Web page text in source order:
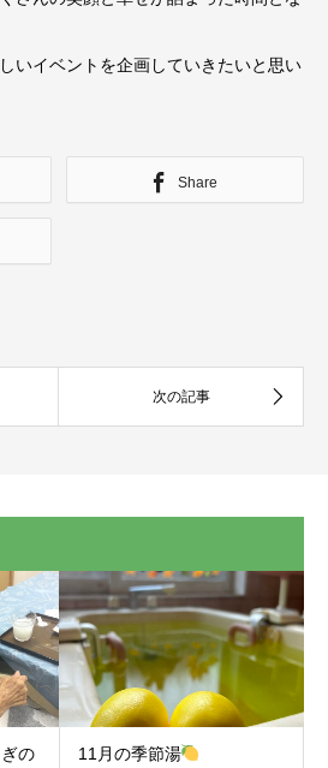
いイベントを企画していきたいと思い
Share
の
11月の季節湯